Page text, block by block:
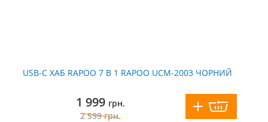
USB-C ХАБ RAPOO 7 В 1 RAPOO UCM-2003 ЧОРНИЙ
1 999 грн.
2 599грн.